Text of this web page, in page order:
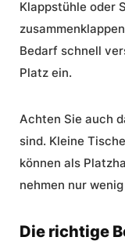
Klappstühle oder
Bedarf schnell
Platz ein.
Achten Sie auch
sind. Kleine
können als
nehmen nur
Die richtige